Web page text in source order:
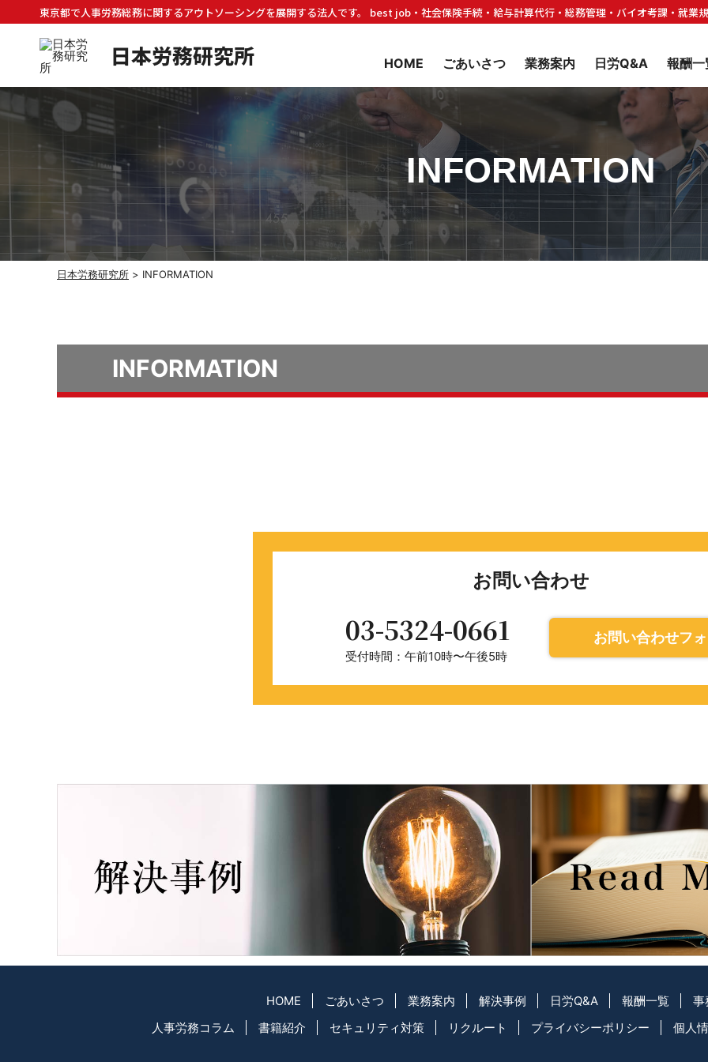
東京都で人事労務総務に関するアウトソーシングを展開する法人です。 best job・社会保険手続・給与計算代行・総務管理・バイオ考課・就業
日本労務研究所 HOME ごあいさつ 業務案内 日労Q&A 報酬一
INFORMATION
日本労務研究所 > INFORMATION
INFORMATION
お問い合わせ
03-5324-0661
受付時間：午前10時〜午後5時
お問い合わせフ
HOME ごあいさつ 業務案内 解決事例 日労Q&A 報酬一覧
事
人事労務コラム
書籍紹介 セキュリティ対策 リクルート プライバシーポリシー 個人